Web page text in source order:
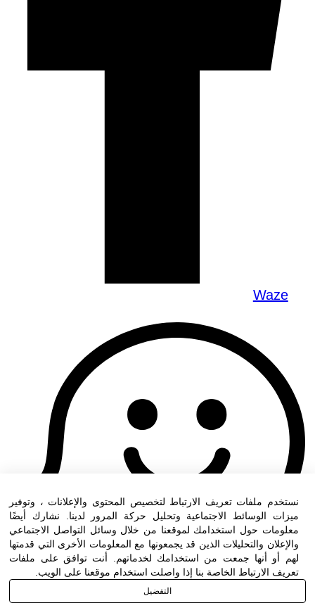
Waze
نستخدم ملفات تعريف الارتباط لتخصيص المحتوى والإعلانات ، وتوفير
ميزات الوسائط الاجتماعية وتحليل حركة المرور لدينا. نشارك أيضًا
معلومات حول استخدامك لموقعنا من خلال وسائل التواصل الاجتماعي
والإعلان والتحليلات الذين قد يجمعونها مع المعلومات الأخرى التي قدمتها
لهم أو أنها جمعت من استخدامك لخدماتهم. أنت توافق على ملفات
تعريف الارتباط الخاصة بنا إذا واصلت استخدام موقعنا على الويب.
التفضيل